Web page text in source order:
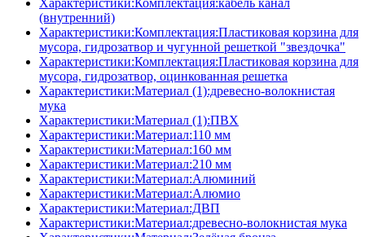
Характеристики:Комплектация:кабель канал
(внутренний)
Характеристики:Комплектация:Пластиковая корзина для
мусора, гидрозатвор и чугунной решеткой "звездочка"
Характеристики:Комплектация:Пластиковая корзина для
мусора, гидрозатвор, оцинкованная решетка
Характеристики:Материал (1):древесно-волокнистая
мука
Характеристики:Материал (1):ПВХ
Характеристики:Материал:110 мм
Характеристики:Материал:160 мм
Характеристики:Материал:210 мм
Характеристики:Материал:Алюминий
Характеристики:Материал:Алюмио
Характеристики:Материал:ДВП
Характеристики:Материал:древесно-волокнистая мука